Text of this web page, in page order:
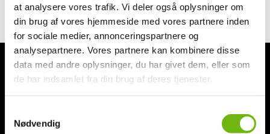
at analysere vores trafik. Vi deler også oplysninger om
din brug af vores hjemmeside med vores partnere inden
for sociale medier, annonceringspartnere og
analysepartnere. Vores partnere kan kombinere disse
data med andre oplysninger, du har givet dem, eller som
de har indsamlet fra din brug af deres tjenester.
NødvendigKontakt os hvis du har spørgsmål